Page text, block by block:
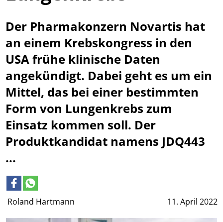
Roland Hartmann 11. April 2022
Der Pharmakonzern Novartis hat
an einem Krebskongress in den
USA frühe klinische Daten
angekündigt. Dabei geht es um ein
Mittel, das bei einer bestimmten
Form von Lungenkrebs zum
Einsatz kommen soll. Der
Produktkandidat namens JDQ443
...